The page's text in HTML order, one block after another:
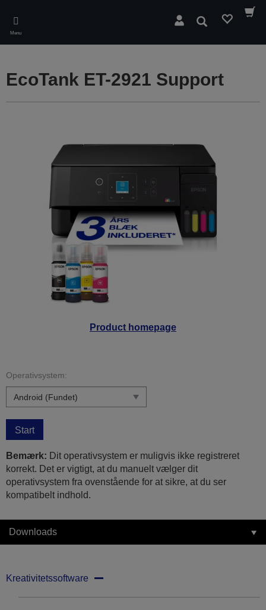
main
content
Menu
Søg
Product homepage
EcoTank ET-2921 Support
Operativsystem:
Start
Bemærk: Dit operativsystem er muligvis ikke registreret
korrekt. Det er vigtigt, at du manuelt vælger dit
operativsystem fra ovenstående for at sikre, at du ser
kompatibelt indhold.
Downloads
Kreativitetssoftware